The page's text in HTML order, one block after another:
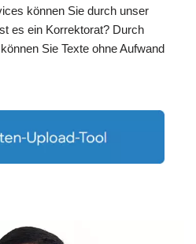
können Sie durch unser
es ein Korrektorat? Durch
Sie Texte ohne Aufwand